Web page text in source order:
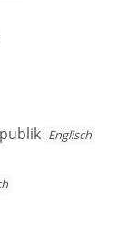
Englisch